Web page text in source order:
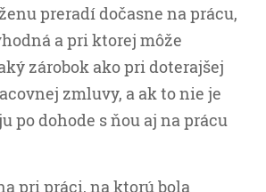
preradí dočasne na prácu,
a pri ktorej môže
zárobok ako pri doterajšej
zmluvy, a ak to nie je
po dohode s ňou aj na prácu
pri práci, na ktorú bola